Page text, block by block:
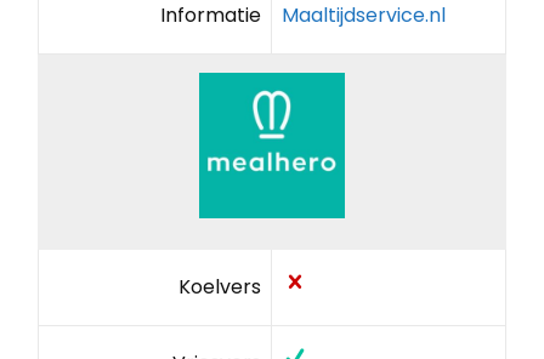
Informatie Maaltijdservice.nl
Koelvers